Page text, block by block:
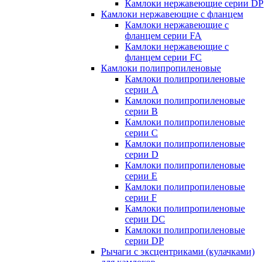
Камлоки нержавеющие серии DP
Камлоки нержавеющие с фланцем
Камлоки нержавеющие с
фланцем серии FA
Камлоки нержавеющие с
фланцем серии FC
Камлоки полипропиленовые
Камлоки полипропиленовые
серии А
Камлоки полипропиленовые
серии B
Камлоки полипропиленовые
серии C
Камлоки полипропиленовые
серии D
Камлоки полипропиленовые
серии Е
Камлоки полипропиленовые
серии F
Камлоки полипропиленовые
серии DC
Камлоки полипропиленовые
серии DP
Рычаги с эксцентриками (кулачками)